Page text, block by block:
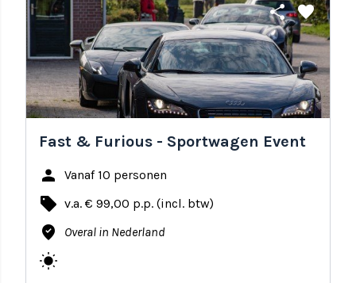
share favorite
Fast & Furious - Sportwagen Event
person Vanaf 10 personen
local_offer v.a. € 99,00 p.p. (incl. btw)
where_to_vote Overal in Nederland
wb_sunny